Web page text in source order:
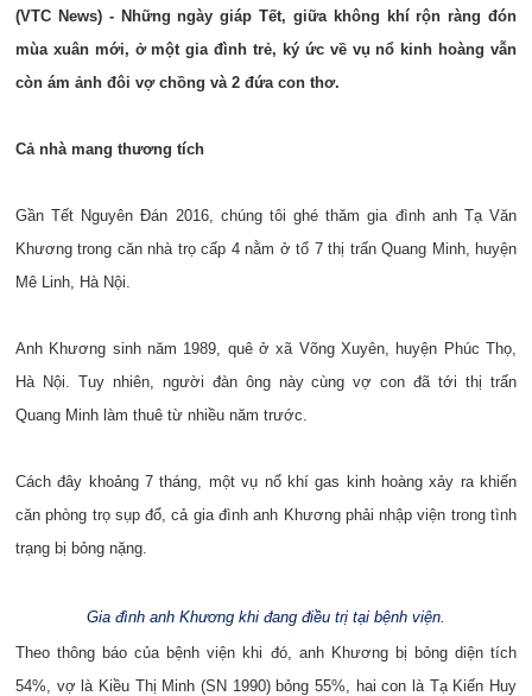
(VTC News) - Những ngày giáp Tết, giữa không khí rộn ràng đón
mùa xuân mới, ở một gia đình trẻ, ký ức về vụ nổ kinh hoàng vẫn
còn ám ảnh đôi vợ chồng và 2 đứa con thơ.
Cả nhà mang thương tích
Gần Tết Nguyên Đán 2016, chúng tôi ghé thăm gia đình anh Tạ Văn
Khương trong căn nhà trọ cấp 4 nằm ở tổ 7 thị trấn Quang Minh, huyện
Mê Linh, Hà Nội.
Anh Khương sinh năm 1989, quê ở xã Võng Xuyên, huyện Phúc Thọ,
Hà Nội. Tuy nhiên, người đàn ông này cùng vợ con đã tới thị trấn
Quang Minh làm thuê từ nhiều năm trước.
Cách đây khoảng 7 tháng, một vụ nổ khí gas kinh hoàng xảy ra khiến
căn phòng trọ sụp đổ, cả gia đình anh Khương phải nhập viện trong tình
trạng bị bỏng nặng.
Gia đình anh Khương khi đang điều trị tại bệnh viện.
Theo thông báo của bệnh viện khi đó, anh Khương bị bỏng diện tích
54%, vợ là Kiều Thị Minh (SN 1990) bỏng 55%, hai con là Tạ Kiến Huy